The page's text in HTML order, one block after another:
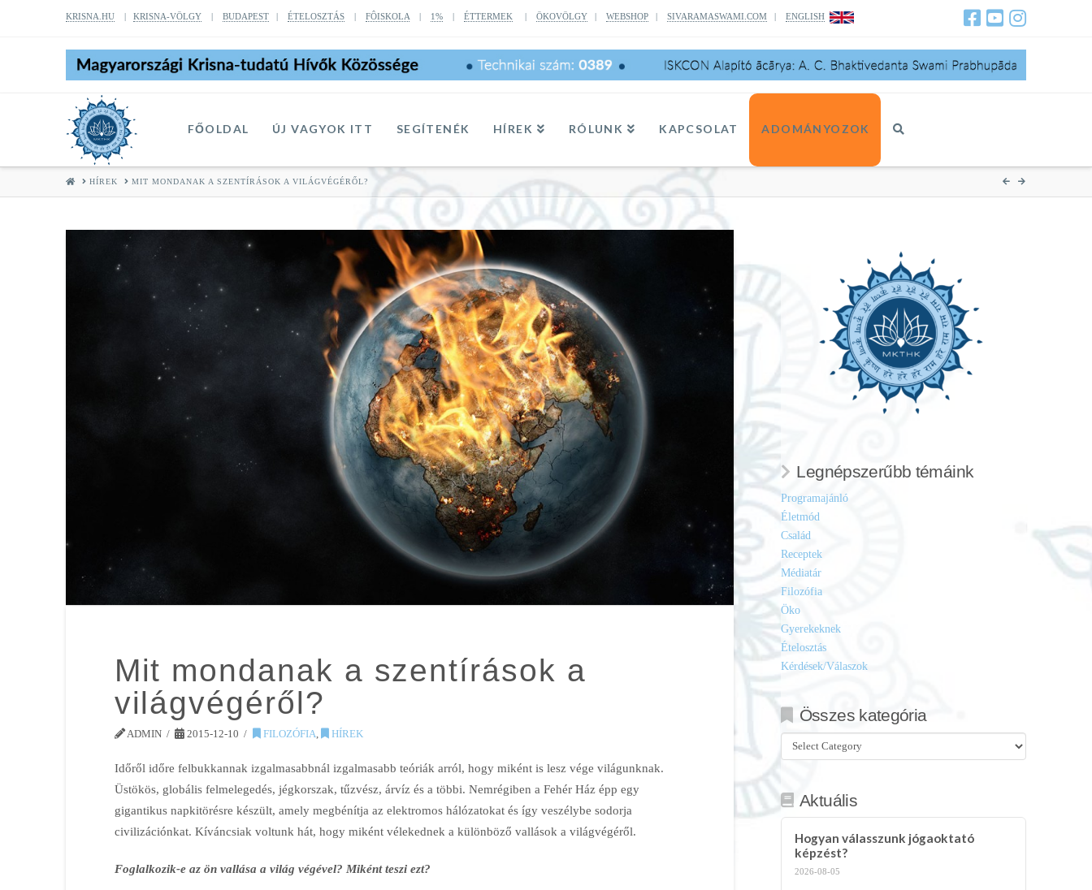
KRISNA.HU| KRISNA-VÖLGY| BUDAPEST| ÉTELOSZTÁS| FÔISKOLA| 1%| ÉTTERMEK | ÖKOVÖLGY| WEBSHOP| SIVARAMASWAMI.COM| ENGLISH
FŐOLDAL ÚJ VAGYOK ITT SEGÍTENÉK HÍREK RÓLUNK KAPCSOLAT ADOMÁNYOZOK
HOMEHÍREK MIT MONDANAK A SZENTÍRÁSOK A VILÁGVÉGÉRŐL?
Mit mondanak a szentírások a
világvégéről?
ADMIN 2015-12-10 FILOZÓFIA, HÍREK
Időről időre felbukkannak izgalmasabbnál izgalmasabb teóriák arról, hogy miként is lesz vége világunknak.
Üstökös, globális felmelegedés, jégkorszak, tűzvész, árvíz és a többi. Nemrégiben a Fehér Ház épp egy
gigantikus napkitörésre készült, amely megbénítja az elektromos hálózatokat és így veszélybe sodorja
civilizációnkat. Kíváncsiak voltunk hát, hogy miként vélekednek a különböző vallások a világvégéről.
Foglalkozik-e az ön vallása a világ végével? Miként teszi ezt?
Legnépszerűbb témáink
Programajánló
Életmód
Család
Receptek
Médiatár
Filozófia
Öko
Gyerekeknek
Ételosztás
Kérdések/Válaszok
Összes kategória
Összes
kategória
Aktuális
Hogyan válasszunk jógaoktató
képzést?
2026-08-05